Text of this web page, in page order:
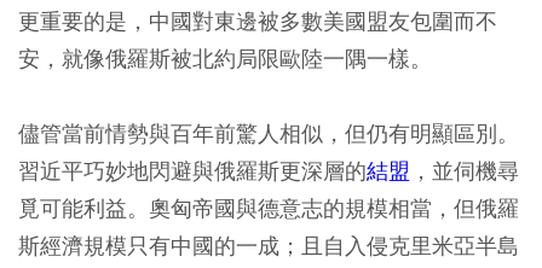
更重要的是，中國對東邊被多數美國盟友包圍而不
安，就像俄羅斯被北約局限歐陸一隅一樣。
儘管當前情勢與百年前驚人相似，但仍有明顯區別。
習近平巧妙地閃避與俄羅斯更深層的結盟 ，並伺機尋
覓可能利益。奧匈帝國與德意志的規模相當，但俄羅
斯經濟規模只有中國的一成；且自入侵克里米亞半島